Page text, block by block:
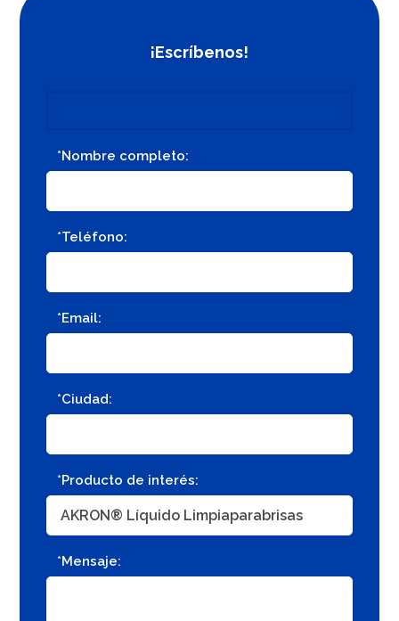
¡Escríbenos!
*Nombre completo:
*Teléfono:
*Email:
*Ciudad:
*Producto de interés:
*Mensaje: